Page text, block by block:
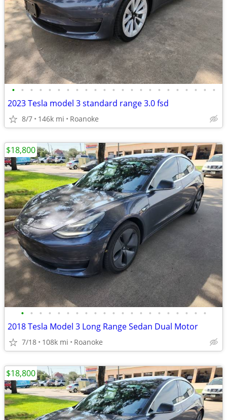
• • • • • • • • • • • • • • • • • • • • • • •
2023 Tesla model 3 standard range 3.0 fsd
8/7 146k mi Roanoke
• • • • • • • • • • • • • • • • • • • • •
2018 Tesla Model 3 Long Range Sedan Dual Motor
7/18 108k mi Roanoke
$18,800
$18,800